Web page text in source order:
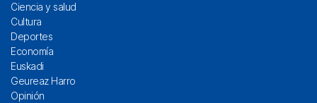
Ciencia y salud
Cultura
Deportes
Economía
Euskadi
Geureaz Harro
Opinión